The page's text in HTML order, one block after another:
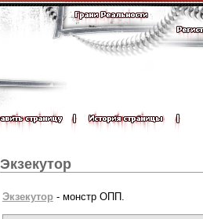
Экзекутор
Экзекутор- монстр ОПП.